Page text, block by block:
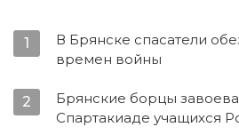
1
В Брянске спасатели
времен войны
2
Брянские борцы
Спартакиаде учащихся